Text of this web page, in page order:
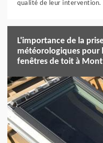
qualité de leur intervention.
L'importance de la
météorologiques pour
fenêtres de toit à Mont